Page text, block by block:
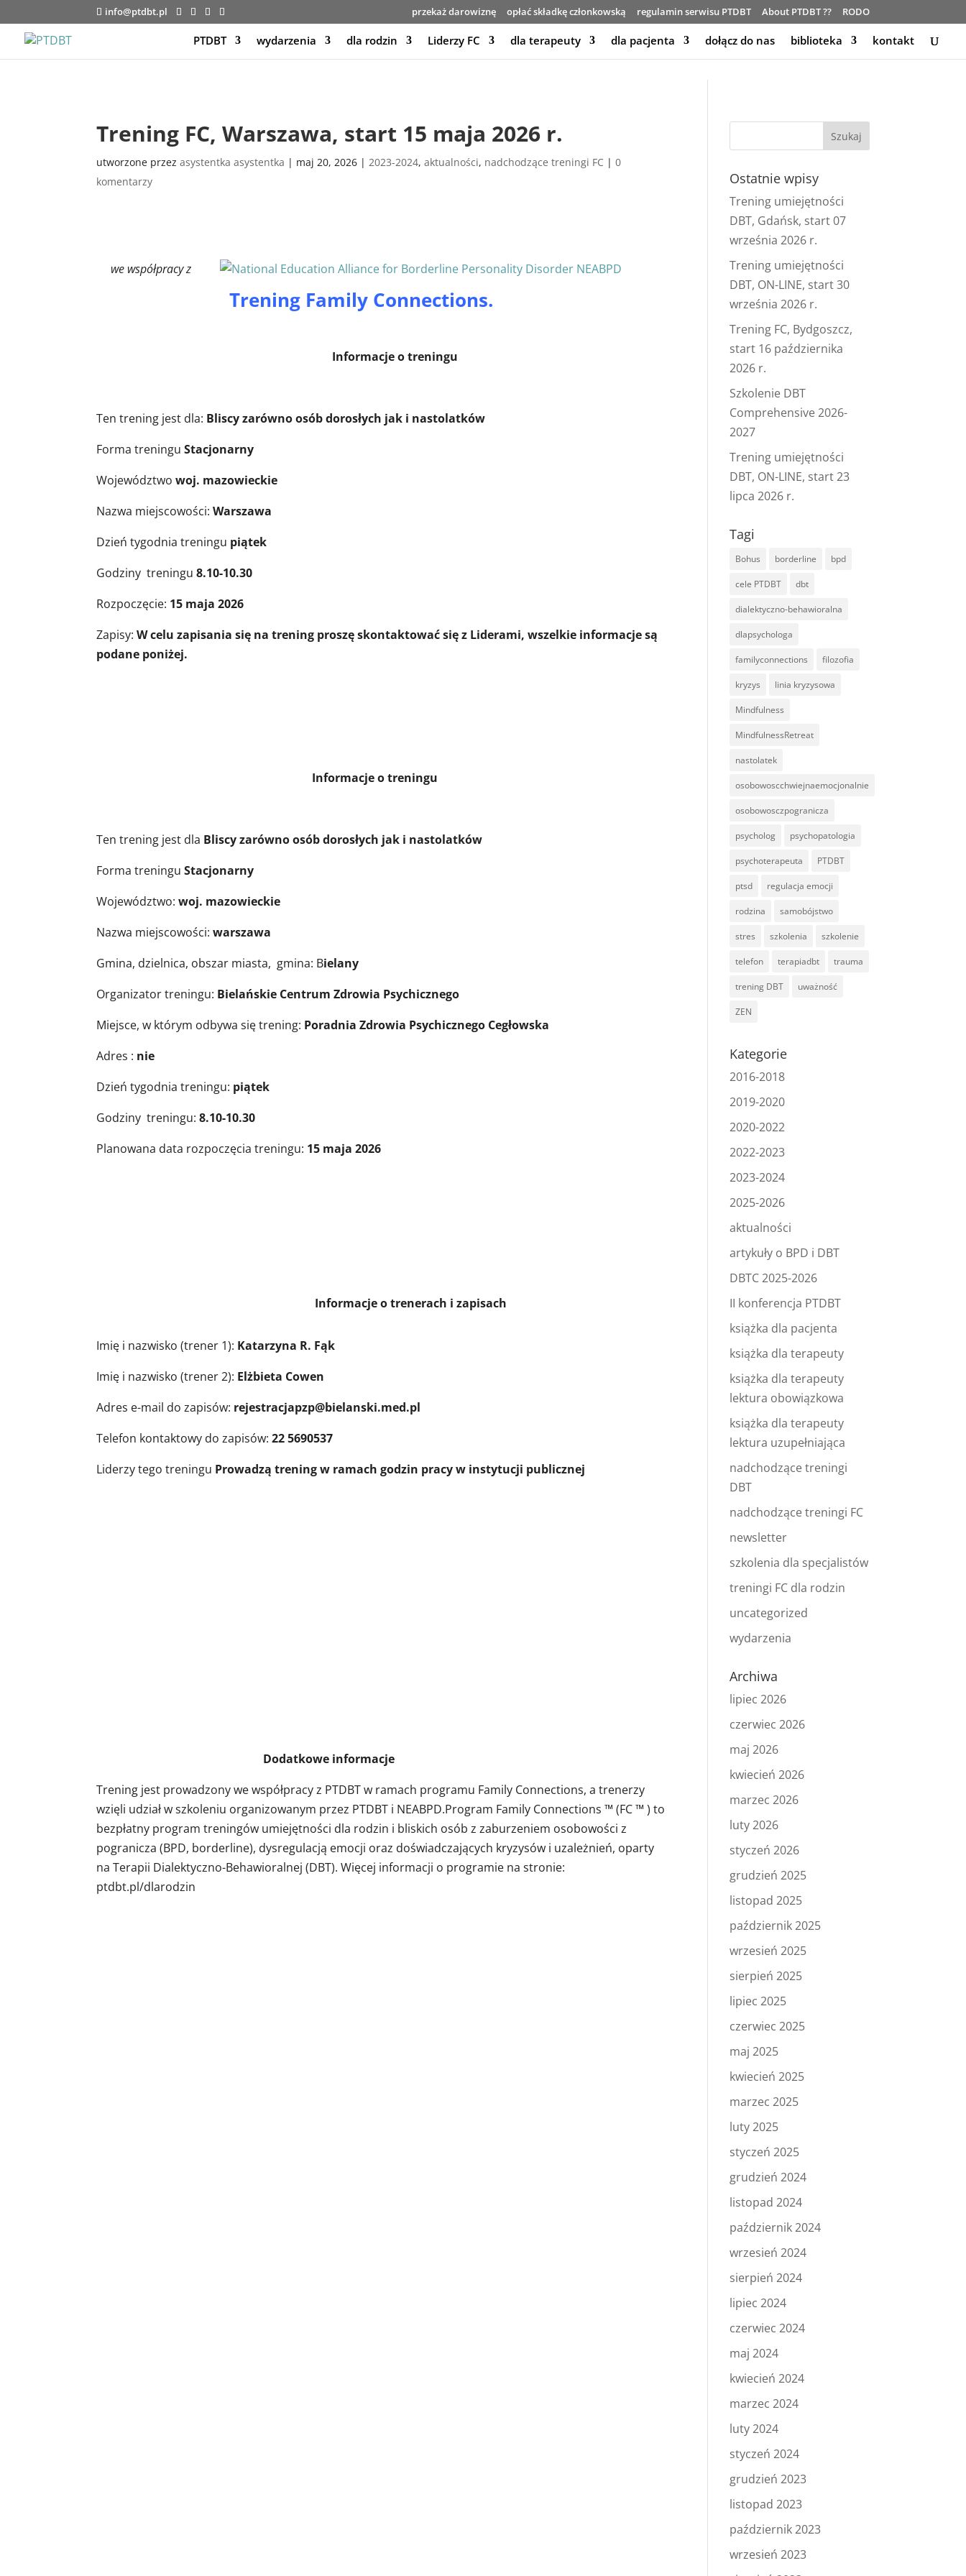
info@ptdbt.pl przekaż darowiznę opłać składkę członkowską regulamin serwisu PTDBT About PTDBT ?? RODO
PTDBT wydarzenia dla rodzin Liderzy FC dla terapeuty dla pacjenta dołącz do nas biblioteka kontakt
Trening FC, Warszawa, start 15 maja 2026 r.
utworzone przezasystentka asystentka | maj 20, 2026 |2023-2024,aktualności, nadchodzące treningi FC |0
komentarzy
we współpracy z
Trening Family Connections.
Informacje o treningu
Ten trening jest dla: Bliscy zarówno osób dorosłych jak i nastolatków
Forma treninguStacjonarny
Województwowoj. mazowieckie
Nazwa miejscowości:Warszawa
Dzień tygodnia treningu piątek
Godziny treningu8.10-10.30
Rozpoczęcie: 15 maja 2026
Zapisy:W celu zapisania się na trening proszę skontaktować się z Liderami, wszelkie informacje są
podane poniżej.
Informacje o treningu
Ten trening jest dla Bliscy zarówno osób dorosłych jak i nastolatków
Forma treninguStacjonarny
Województwo:woj. mazowieckie
Nazwa miejscowości:warszawa
Gmina, dzielnica, obszar miasta, gmina: Bielany
Organizator treningu: Bielańskie Centrum Zdrowia Psychicznego
Miejsce, w którym odbywa się trening: Poradnia Zdrowia Psychicznego Cegłowska
Adres : nie
Dzień tygodnia treningu: piątek
Godziny treningu:8.10-10.30
Planowana data rozpoczęcia treningu: 15 maja 2026
Informacje o trenerach i zapisach
Imię i nazwisko (trener 1): Katarzyna R. Fąk
Imię i nazwisko (trener 2): Elżbieta Cowen
Adres e-mail do zapisów: rejestracjapzp@bielanski.med.pl
Telefon kontaktowy do zapisów:22 5690537
Liderzy tego treningu Prowadzą trening w ramach godzin pracy w instytucji publicznej
Dodatkowe informacje
Trening jest prowadzony we współpracy z PTDBT w ramach programu Family Connections, a trenerzy
wzięli udział w szkoleniu organizowanym przez PTDBT i NEABPD.Program Family Connections ™ (FC ™ ) to
bezpłatny program treningów umiejętności dla rodzin i bliskich osób z zaburzeniem osobowości z
pogranicza (BPD, borderline), dysregulacją emocji oraz doświadczających kryzysów i uzależnień, oparty
na Terapii Dialektyczno-Behawioralnej (DBT). Więcej informacji o programie na stronie:
ptdbt.pl/dlarodzin
Ostatnie wpisy
Trening umiejętności
DBT, Gdańsk, start 07
września 2026 r.
Trening umiejętności
DBT, ON-LINE, start 30
września 2026 r.
Trening FC, Bydgoszcz,
start 16 października
2026 r.
Szkolenie DBT
Comprehensive 2026-
2027
Trening umiejętności
DBT, ON-LINE, start 23
lipca 2026 r.
Tagi
Bohus borderline bpd
cele PTDBT dbt
dialektyczno-behawioralna
dlapsychologa
familyconnections filozofia
kryzys linia kryzysowa
Mindfulness
MindfulnessRetreat
nastolatek
osobowoscchwiejnaemocjonalnie
osobowosczpogranicza
psycholog psychopatologia
psychoterapeuta PTDBT
ptsd regulacja emocji
rodzina samobójstwo
stres szkolenia szkolenie
telefon terapiadbt trauma
trening DBT uważność
ZEN
Kategorie
2016-2018
2019-2020
2020-2022
2022-2023
2023-2024
2025-2026
aktualności
artykuły o BPD i DBT
DBTC 2025-2026
II konferencja PTDBT
książka dla pacjenta
książka dla terapeuty
książka dla terapeuty
lektura obowiązkowa
książka dla terapeuty
lektura uzupełniająca
nadchodzące treningi
DBT
nadchodzące treningi FC
newsletter
szkolenia dla specjalistów
treningi FC dla rodzin
uncategorized
wydarzenia
Archiwa
lipiec 2026
czerwiec 2026
maj 2026
kwiecień 2026
marzec 2026
luty 2026
styczeń 2026
grudzień 2025
listopad 2025
październik 2025
wrzesień 2025
sierpień 2025
lipiec 2025
czerwiec 2025
maj 2025
kwiecień 2025
marzec 2025
luty 2025
styczeń 2025
grudzień 2024
listopad 2024
październik 2024
wrzesień 2024
sierpień 2024
lipiec 2024
czerwiec 2024
maj 2024
kwiecień 2024
marzec 2024
luty 2024
styczeń 2024
grudzień 2023
listopad 2023
październik 2023
wrzesień 2023